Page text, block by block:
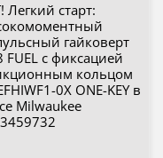
Легкий старт:
гайковерт
FUEL с фиксацией
кольцом
0X ONE-KEY в
Milwaukee